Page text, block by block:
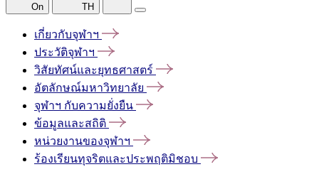
On TH
เกี่ยวกับจุฬาฯ
ประวัติจุฬาฯ
วิสัยทัศน์และยุทธศาสตร์
อัตลักษณ์มหาวิทยาลัย
จุฬาฯ กับความยั่งยืน
ข้อมูลและสถิติ
หน่วยงานของจุฬาฯ
ร้องเรียนทุจริตและประพฤติมิชอบ